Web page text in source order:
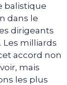
balistique
dans le
dirigeants
Les milliards
accord non
mais
les plus